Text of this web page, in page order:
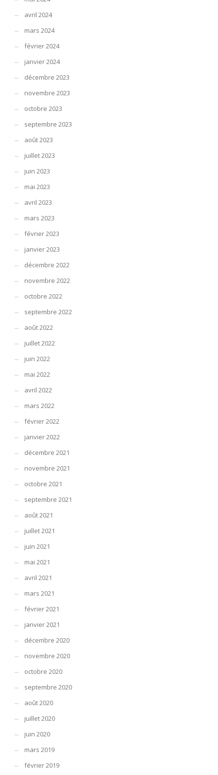
avril 2024
mars 2024
février 2024
janvier 2024
décembre 2023
novembre 2023
octobre 2023
septembre 2023
août 2023
juillet 2023
juin 2023
mai 2023
avril 2023
mars 2023
février 2023
janvier 2023
décembre 2022
novembre 2022
octobre 2022
septembre 2022
août 2022
juillet 2022
juin 2022
mai 2022
avril 2022
mars 2022
février 2022
janvier 2022
décembre 2021
novembre 2021
octobre 2021
septembre 2021
août 2021
juillet 2021
juin 2021
mai 2021
avril 2021
mars 2021
février 2021
janvier 2021
décembre 2020
novembre 2020
octobre 2020
septembre 2020
août 2020
juillet 2020
juin 2020
mars 2019
février 2019